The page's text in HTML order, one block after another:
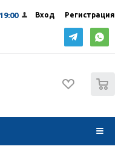
Вход Регистрация